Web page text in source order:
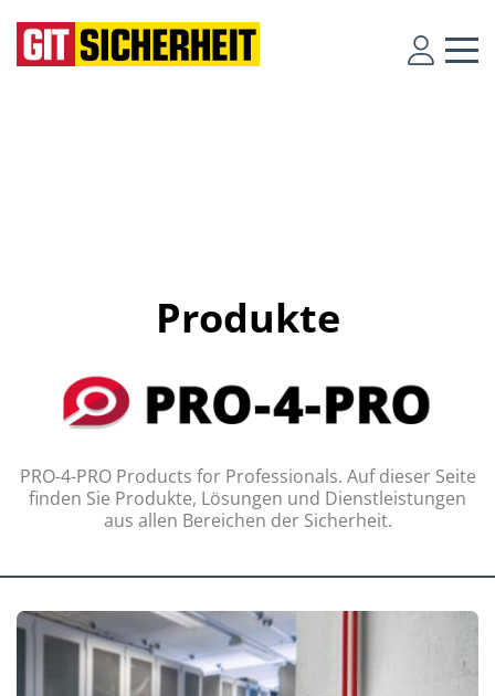
Produkte
PRO-4-PRO Products for Professionals. Auf dieser Seite
finden Sie Produkte, Lösungen und Dienstleistungen
aus allen Bereichen der Sicherheit.